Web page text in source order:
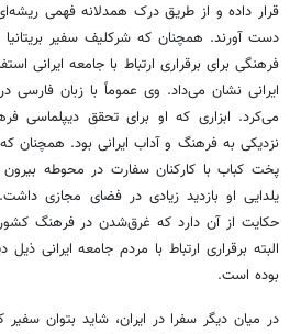
قرار داده و از طریق درک همدلانه فهمی
دست آورند. همچنان که شرکلیف سفیر بریتانیا
فرهنگی برای برقراری ارتباط با جامعه ایرانی
ایرانی نشان می‌داد. وی عموماً با زبان فارسی
می‌کرد. ابزاری که او برای تحقق دیپلماسی
نزدیکی به فرهنگ و آداب ایرانی بود. همچنان
پخت کباب با کارکنان سفارت در محوطه بیرون
یلدایی او بازدید زیادی در فضای مجازی
حکایت از آن دارد که غرق‌شدن در فرهنگ
البته برقراری ارتباط با مردم جامعه ایرانی
بوده است.
در میان دیگر سفرا در ایران، شاید بتوان